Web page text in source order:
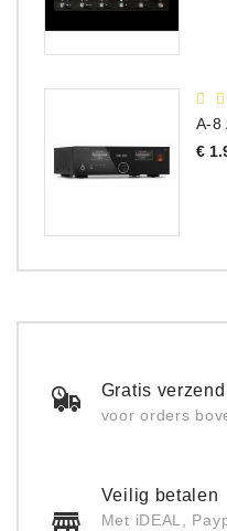
€
Gratis
voor orders
Veilig betalen
Met iDEAL,